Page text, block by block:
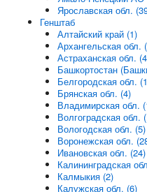
Ярославская обл.
Генштаб
Алтайский край (1)
Архангельская обл.
Астраханская обл.
Башкортостан
Белгородская обл.
Брянская обл. (4)
Владимирская обл.
Волгоградская обл.
Вологодская обл. (5)
Воронежская обл.
Ивановская обл. (24)
Калининградская
Калмыкия (2)
Калужская обл. (6)